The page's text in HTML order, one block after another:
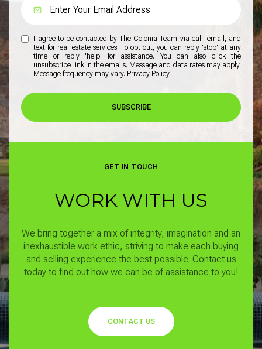
I agree to be contacted by The Colonia Team via call, email, and
text for real estate services. To opt out, you can reply 'stop' at any
time or reply 'help' for assistance. You can also click the
unsubscribe link in the emails. Message and data rates may apply.
Message frequency may vary. Privacy Policy.
SUBSCRIBE
GET IN TOUCH
WORK WITH US
We bring together a mix of integrity, imagination and an
inexhaustible work ethic, striving to make each buying
and selling experience the best possible. Contact us
today to find out how we can be of assistance to you!
CONTACT US